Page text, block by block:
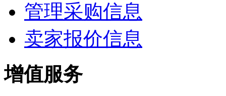
管理采购信息
卖家报价信息
增值服务